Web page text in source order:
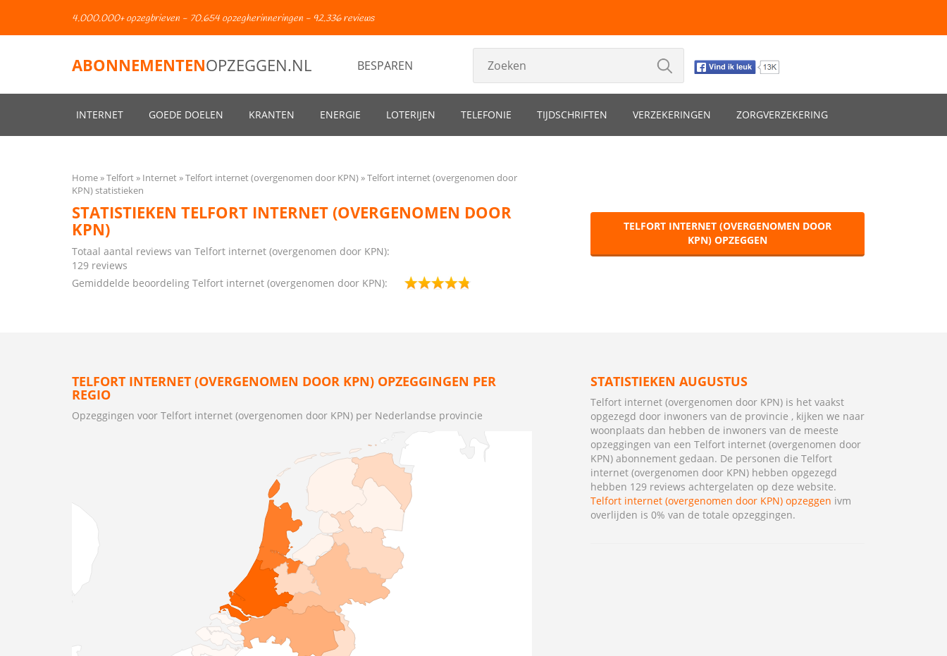
4.000.000+ opzegbrieven - 70.654 opzegherinneringen - 92.336 reviews
ABONNEMENTENOPZEGGEN.NL BESPAREN
INTERNET GOEDE DOELEN KRANTEN ENERGIE LOTERIJEN TELEFONIE TIJDSCHRIFTEN VERZEKERINGEN ZORGVERZEKERING
Home Telfort Internet Telfort internet (overgenomen door KPN)
Telfort internet (overgenomen door
KPN) statistieken
STATISTIEKEN TELFORT INTERNET (OVERGENOMEN DOOR
KPN)
Totaal aantal reviews van Telfort internet (overgenomen door KPN):
129 reviews
Gemiddelde beoordeling Telfort internet (overgenomen door KPN):
TELFORT INTERNET (OVERGENOMEN DOOR
KPN) OPZEGGEN
TELFORT INTERNET (OVERGENOMEN DOOR KPN) OPZEGGINGEN PER
REGIO
Opzeggingen voor Telfort internet (overgenomen door KPN) per Nederlandse provincie
STATISTIEKEN AUGUSTUS
Telfort internet (overgenomen door KPN) is het vaakst
opgezegd door inwoners van de provincie , kijken we naar
woonplaats dan hebben de inwoners van de meeste
opzeggingen van een Telfort internet (overgenomen door
KPN) abonnement gedaan. De personen die Telfort
internet (overgenomen door KPN) hebben opgezegd
hebben 129 reviews achtergelaten op deze website.
Telfort internet (overgenomen door KPN) opzeggen ivm
overlijden is 0% van de totale opzeggingen.